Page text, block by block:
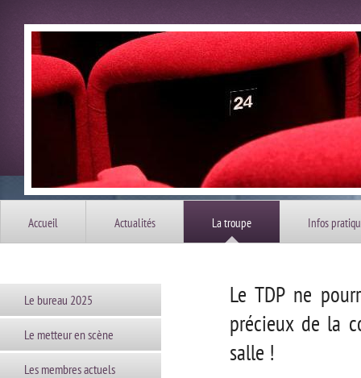
Accueil Actualités La troupe Infos
Le bureau 2025
Le metteur en scène
Les membres actuels
Le TDP ne
précieux de la
salle !